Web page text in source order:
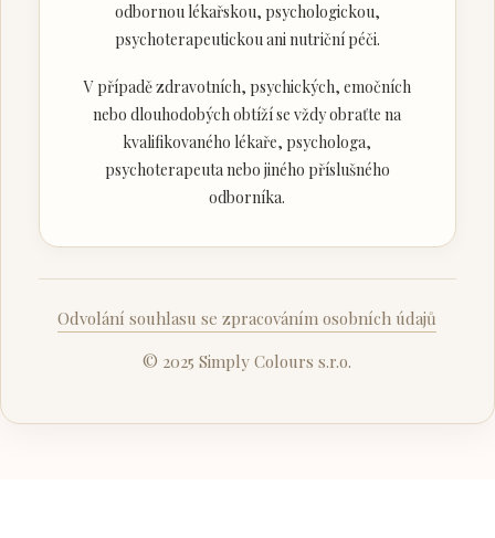
odbornou lékařskou, psychologickou,
psychoterapeutickou ani nutriční péči.
V případě zdravotních, psychických, emočních
nebo dlouhodobých obtíží se vždy obraťte na
kvalifikovaného lékaře, psychologa,
psychoterapeuta nebo jiného příslušného
odborníka.
Odvolání souhlasu se zpracováním osobních údajů
© 2025 Simply Colours s.r.o.